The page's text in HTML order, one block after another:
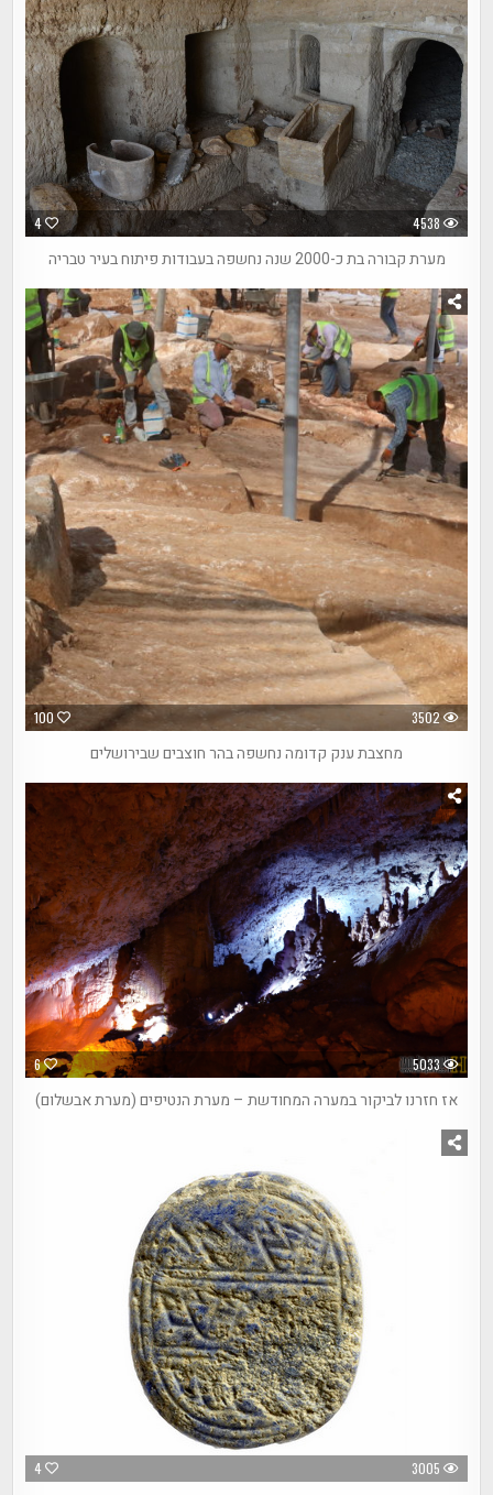
4 4538
מערת קבורה בת כ-2000 שנה נחשפה בעבודות פיתוח בעיר טבריה
100 3502
מחצבת ענק קדומה נחשפה בהר חוצבים שבירושלים
6 5033
אז חזרנו לביקור במערה המחודשת – מערת הנטיפים (מערת אבשלום)
4 3005